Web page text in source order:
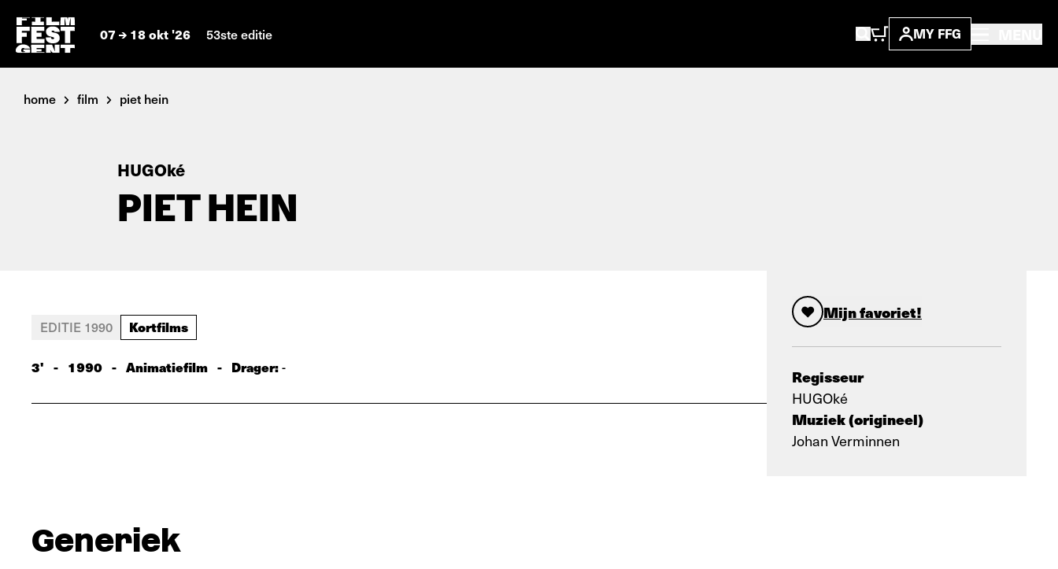
07 18 okt '26 53ste editie MY FFG
home film piet hein
HUGOké
PIET HEIN
Mijn favoriet!
Regisseur
HUGOké
Muziek (origineel)
Johan Verminnen
EDITIE 1990 Kortfilms
3' - 1990 - Animatiefilm - Drager:-
Generiek